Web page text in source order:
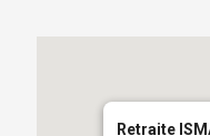
Retraite